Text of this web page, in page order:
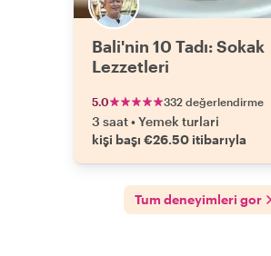
Bali'nin 10 Tadı: Sokak
Lezzetleri
5.0 332 değerlendirme
3 saat•Yemek turlari
kişi başı €26.50 itibarıyla
Tum deneyimleri gor